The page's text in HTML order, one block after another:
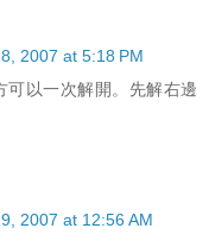
2007 at 5:18 PM
可以一次解開。先解右邊
2007 at 12:56 AM